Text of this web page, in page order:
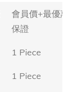
會員價+最優
保證
1 Piece
1 Piece